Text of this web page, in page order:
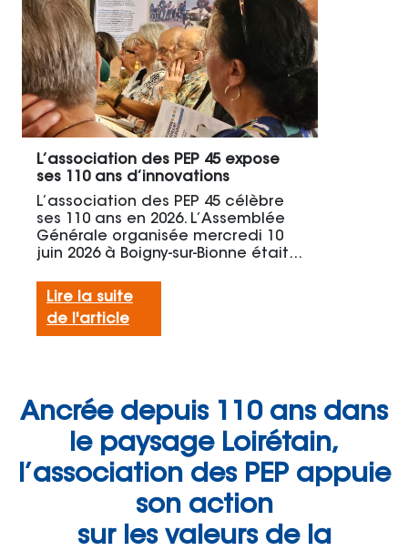
L’association des PEP 45 expose
ses 110 ans d’innovations
L’association des PEP 45 célèbre
ses 110 ans en 2026. L’Assemblée
Générale organisée mercredi 10
juin 2026 à Boigny-sur-Bionne était...
Lire la suite
de l'article
Ancrée depuis 110 ans dans
le paysage Loirétain,
l’association des PEP appuie
son action
sur les valeurs de la